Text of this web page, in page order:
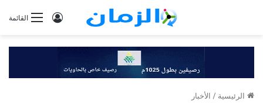
القائمةتسجيل
الرئيسية / الأخبار